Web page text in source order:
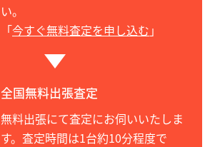
い。
「今すぐ無料査定を申し込む 」
全国無料出張査定
無料出張にて査定にお伺いいたしま
す。査定時間は1台約10分程度で